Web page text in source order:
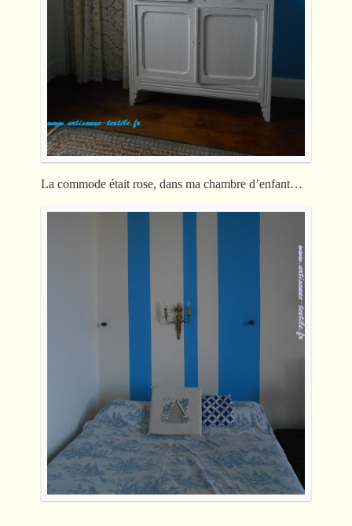
La commode était rose, dans ma chambre d’enfant…